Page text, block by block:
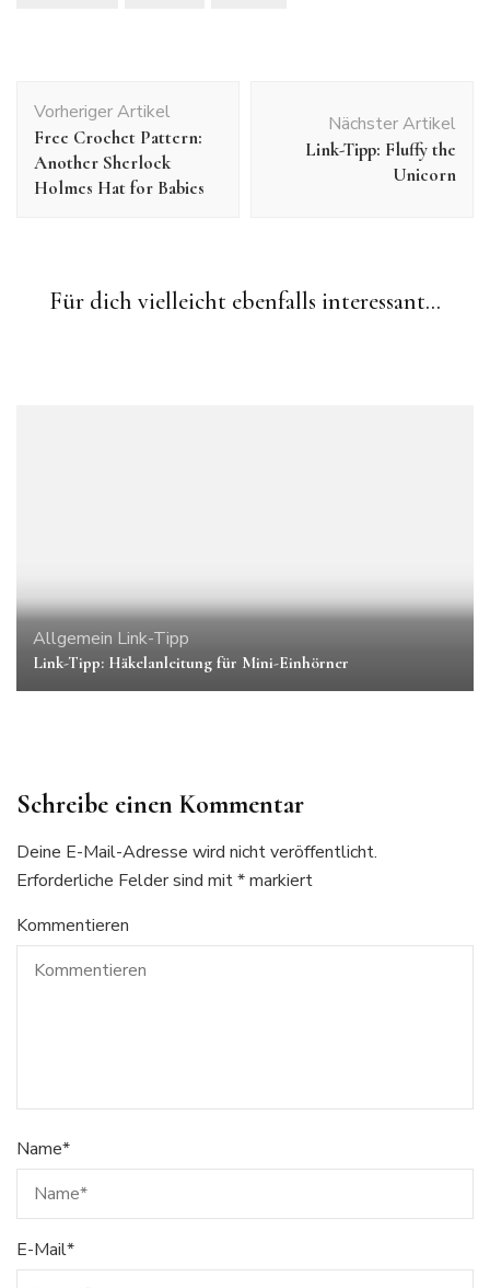
Vorheriger Artikel
Free Crochet Pattern:
Another Sherlock
Holmes Hat for Babies
Nächster Artikel
Link-Tipp: Fluffy the
Unicorn
Für dich vielleicht ebenfalls interessant...
Weihnachtsgeschenke häkeln Teil 1: Häkeln für die
Kinderküche
Allgemein Link-Tipp
Link-Tipp: Häkelanleitung für Mini-Einhörner
Schreibe einen Kommentar
Deine E-Mail-Adresse wird nicht veröffentlicht.
Erforderliche Felder sind mit*markiert
Kommentieren
Name*
E-Mail*